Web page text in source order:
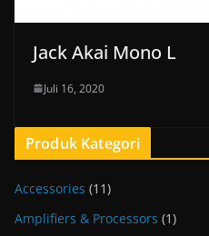
Jack Akai Mono L
Juli 16, 2020
Produk Kategori
Accessories (11)
Amplifiers & Processors (1)